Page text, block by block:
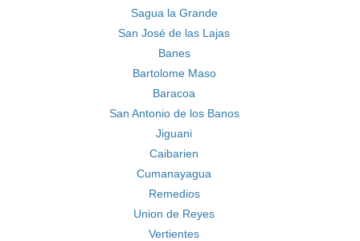
Sagua la Grande
San José de las Lajas
Banes
Bartolome Maso
Baracoa
San Antonio de los Banos
Jiguani
Caibarien
Cumanayagua
Remedios
Union de Reyes
Vertientes